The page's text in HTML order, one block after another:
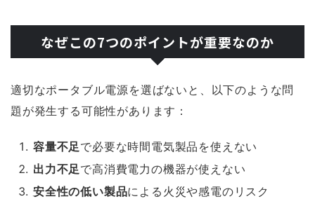
なぜこの7つのポイントが重要なのか
適切なポータブル電源を選ばないと、以下のような問
題が発生する可能性があります：
容量不足 で必要な時間電気製品を使えない
出力不足 で高消費電力の機器が使えない
安全性の低い製品による火災や感電のリスク